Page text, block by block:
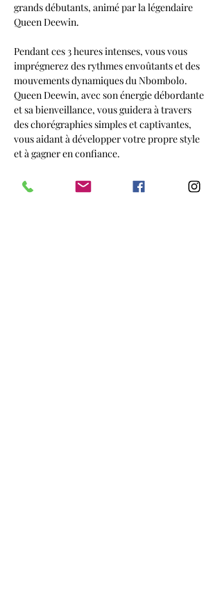
grands débutants, animé par la légendaire
Queen Deewin.
Pendant ces 3 heures intenses, vous vous
imprégnerez des rythmes envoûtants et des
mouvements dynamiques du Nbombolo.
Queen Deewin, avec son énergie débordante
et sa bienveillance, vous guidera à travers
des chorégraphies simples et captivantes,
vous aidant à développer votre propre style
et à gagner en confiance.
Ce stage est bien plus qu’un simple cours de
danse. C’est une expérience inoubliable où